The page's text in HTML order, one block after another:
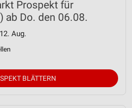
Prospekt für
ab Do. den 06.08.
Aug.
BLÄTTERN